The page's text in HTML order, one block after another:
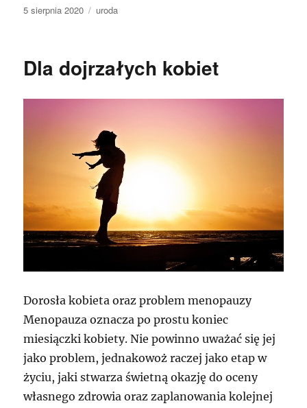
Data
5 sierpnia 2020 Kategorie
uroda
Dla dojrzałych kobiet
Dorosła kobieta oraz problem menopauzy
Menopauza oznacza po prostu koniec
miesiączki kobiety. Nie powinno uważać się jej
jako problem, jednakowoż raczej jako etap w
życiu, jaki stwarza świetną okazję do oceny
własnego zdrowia oraz zaplanowania kolejnej